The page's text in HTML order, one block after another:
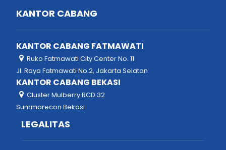
KANTOR CABANG
KANTOR CABANG FATMAWATI
Ruko Fatmawati City Center No. 11
Jl. Raya Fatmawati No.2, Jakarta Selatan
KANTOR CABANG BEKASI
Cluster Mulberry RCD 32
Summarecon Bekasi
LEGALITAS